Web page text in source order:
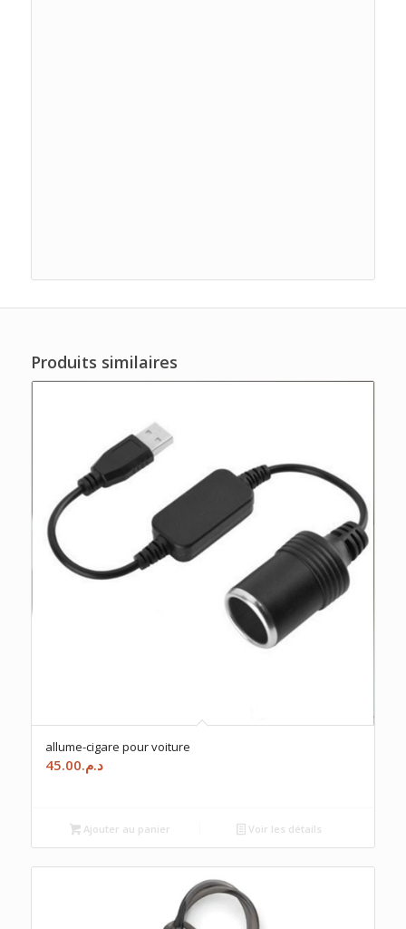
Produits similaires
allume-cigare pour voiture
د.م.45.00
Ajouter au panier Voir les détails